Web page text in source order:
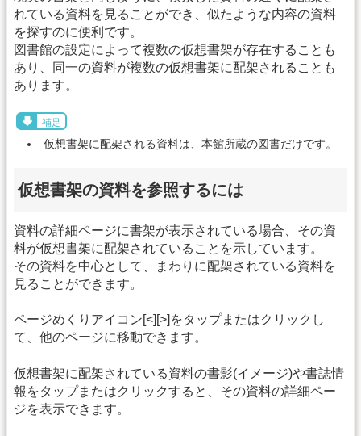
れている資料を見ることができ、似たような内容の資料
を探すのに便利です。
図書館の設定によって複数の仮想書架が存在することも
あり、同一の資料が複数の仮想書架に配架されることも
あります。
補足
仮想書架に配架される資料は、本館所蔵の図書だけです。
仮想書架の資料を参照するには
資料の詳細ページに書架が表示されている場合、その資
料が仮想書架に配架されていることを示しています。
その資料を中心として、まわりに配架されている資料を
見ることができます。
ページめくりアイコン[<][>]をタップまたはクリックし
て、他のページに移動できます。
仮想書架に配架されている資料の書影(イメージ)や書誌情
報をタップまたはクリックすると、その資料の詳細ペー
ジを表示できます。